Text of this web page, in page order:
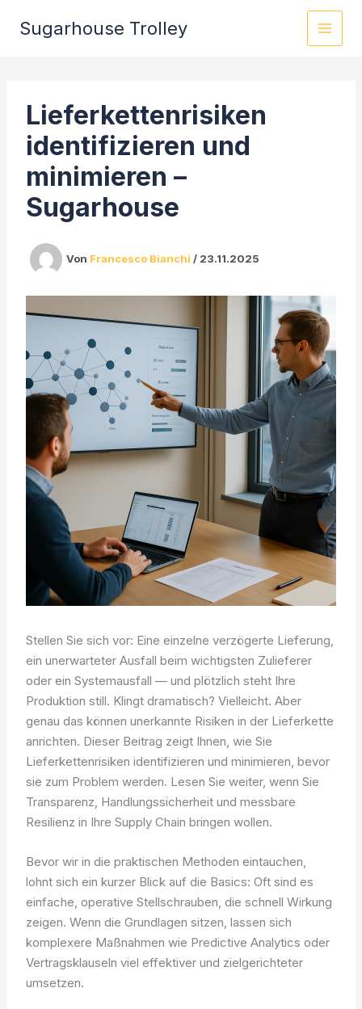
InhaltSugarhouse Trolley
Lieferkettenrisiken
identifizieren und
minimieren –
Sugarhouse
Von Francesco Bianchi/ 23.11.2025
Stellen Sie sich vor: Eine einzelne verzögerte Lieferung,
ein unerwarteter Ausfall beim wichtigsten Zulieferer
oder ein Systemausfall — und plötzlich steht Ihre
Produktion still. Klingt dramatisch? Vielleicht. Aber
genau das können unerkannte Risiken in der Lieferkette
anrichten. Dieser Beitrag zeigt Ihnen, wie Sie
Lieferkettenrisiken identifizieren und minimieren, bevor
sie zum Problem werden. Lesen Sie weiter, wenn Sie
Transparenz, Handlungssicherheit und messbare
Resilienz in Ihre Supply Chain bringen wollen.
Bevor wir in die praktischen Methoden eintauchen,
lohnt sich ein kurzer Blick auf die Basics: Oft sind es
einfache, operative Stellschrauben, die schnell Wirkung
zeigen. Wenn die Grundlagen sitzen, lassen sich
komplexere Maßnahmen wie Predictive Analytics oder
Vertragsklauseln viel effektiver und zielgerichteter
umsetzen.